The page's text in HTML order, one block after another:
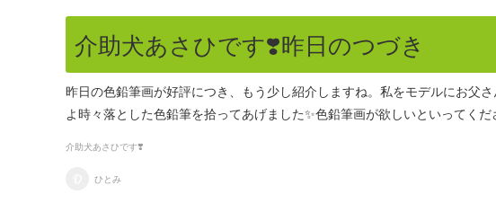
介助犬あさひです❣️昨日のつづき
昨日の色鉛筆画が好評につき、もう少し紹介しますね。私をモデルにお父
よ時々落とした色鉛筆を拾ってあげました✨色鉛筆画が欲しいといってくだ
介助犬あさひです❣️
ひとみ